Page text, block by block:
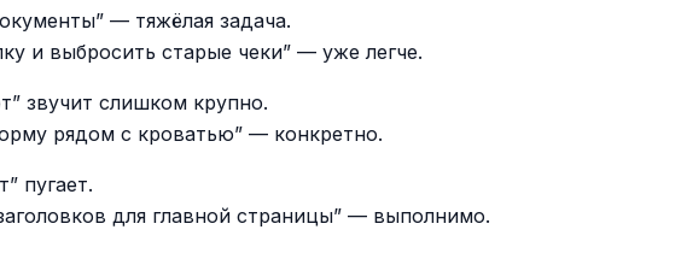
— тяжёлая задача.
и выбросить старые чеки” — уже легче.
звучит слишком крупно.
рядом с кроватью” — конкретно.
пугает.
для главной страницы” — выполнимо.